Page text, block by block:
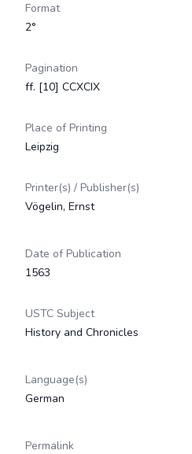
Format
2°
Pagination
ff. [10] CCXCIX
Place of Printing
Leipzig
Printer(s) / Publisher(s)
Vögelin, Ernst
Date of Publication
1563
USTC Subject
History and Chronicles
Language(s)
German
Permalink